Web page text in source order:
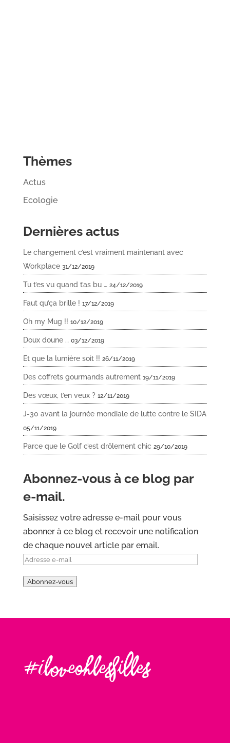
Thèmes
Actus
Ecologie
Dernières actus
Le changement c’est vraiment maintenant avec
Workplace 31/12/2019
Tu t’es vu quand t’as bu … 24/12/2019
Faut qu’ça brille ! 17/12/2019
Oh my Mug !! 10/12/2019
Doux doune … 03/12/2019
Et que la lumière soit !! 26/11/2019
Des coffrets gourmands autrement 19/11/2019
Des vœux, t’en veux ? 12/11/2019
J-30 avant la journée mondiale de lutte contre le SIDA
05/11/2019
Parce que le Golf c’est drôlement chic 29/10/2019
Abonnez-vous à ce blog par
e-mail.
Saisissez votre adresse e-mail pour vous
abonner à ce blog et recevoir une notification
de chaque nouvel article par email.
Adresse
mail
Abonnez-vous
#Iloveohlesfilles